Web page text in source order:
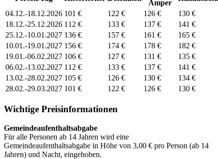
Amper
04.12.-18.12.2026 101 € 122 € 126 €
130 €
18.12.-25.12.2026 112 € 133 € 137 €
141 €
25.12.-10.01.2027 136 € 157 € 161 €
165 €
10.01.-19.01.2027 156 € 174 € 178 €
182 €
19.01.-06.02.2027 106 € 127 € 131 €
135 €
06.02.-13.02.2027 112 € 133 € 137 €
141 €
13.02.-28.02.2027 105 € 126 € 130 €
134 €
28.02.-29.03.2027 101 € 122 € 126 € 130 €
Wichtige Preisinformationen
Gemeindeaufenthaltsabgabe
Für alle Personen ab 14 Jahren wird eine
Gemeindeaufenthaltsabgabe in Höhe von 3,00 € pro Person (ab 14
Jahren) und Nacht, eingehoben.